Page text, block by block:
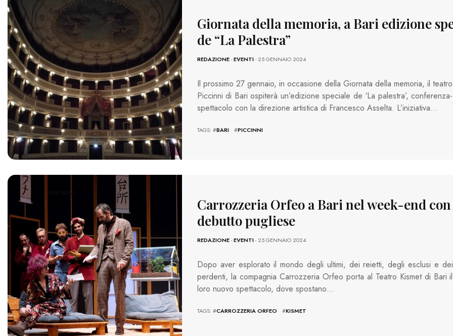
1058 VIEWS
Giornata della memoria, a Bari edizione
de “La Palestra”
REDAZIONE-EVENTI- 25 GENNAIO 2024
Il prossimo 27 gennaio, in occasione della Giornata della memoria, il teatro
Piccinni di Bari ospiterà un’edizione speciale de ‘La palestra’, conferenza-
spettacolo con la direzione artistica di Francesco Asselta. L’iniziativa…
TAGS: #BARI #PICCINNI
904 VIEWS
Carrozzeria Orfeo a Bari nel week-end
debutto pugliese
REDAZIONE-EVENTI- 25 GENNAIO 2024
Dopo aver esplorato il mondo degli ultimi, dei reietti, degli esclusi e dei
perdenti, la compagnia Carrozzeria Orfeo porta al Teatro Kismet di Bari il
loro nuovo spettacolo, dove spostano…
TAGS: #CARROZZERIA ORFEO #KISMET